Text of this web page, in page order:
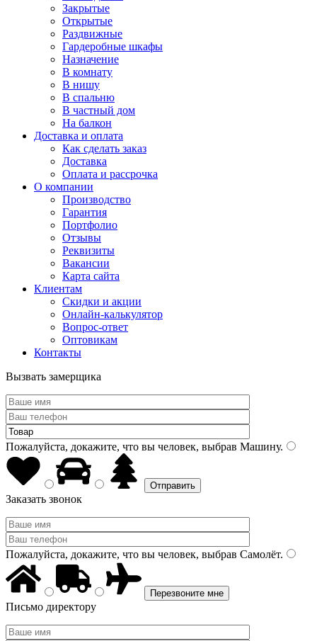
Закрытые
Открытые
Раздвижные
Гардеробные шкафы
Назначение
В комнату
В нишу
В спальню
В частный дом
На балкон
Доставка и оплата
Как сделать заказ
Доставка
Оплата и рассрочка
О компании
Производство
Гарантия
Портфолио
Отзывы
Реквизиты
Вакансии
Карта сайта
Клиентам
Скидки и акции
Онлайн-калькулятор
Вопрос-ответ
Оптовикам
Контакты
Вызвать замерщика
Пожалуйста, докажите, что вы человек, выбрав Машину.
Заказать звонок
Пожалуйста, докажите, что вы человек, выбрав Самолёт.
Письмо директору